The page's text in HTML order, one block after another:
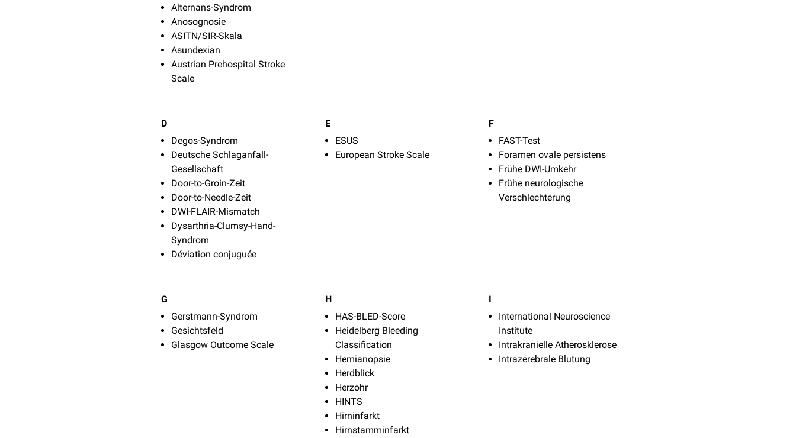
Alternans-Syndrom
Anosognosie
ASITN/SIR-Skala
Asundexian
Austrian Prehospital Stroke
Scale
D
Degos-Syndrom
Deutsche Schlaganfall-
Gesellschaft
Door-to-Groin-Zeit
Door-to-Needle-Zeit
DWI-FLAIR-Mismatch
Dysarthria-Clumsy-Hand-
Syndrom
Déviation conjuguée
E
ESUS
European Stroke Scale
F
FAST-Test
Foramen ovale persistens
Frühe DWI-Umkehr
Frühe neurologische
Verschlechterung
G
Gerstmann-Syndrom
Gesichtsfeld
Glasgow Outcome Scale
H
HAS-BLED-Score
Heidelberg Bleeding
Classification
Hemianopsie
Herdblick
Herzohr
HINTS
Hirninfarkt
Hirnstamminfarkt
I
International Neuroscience
Institute
Intrakranielle Atherosklerose
Intrazerebrale Blutung